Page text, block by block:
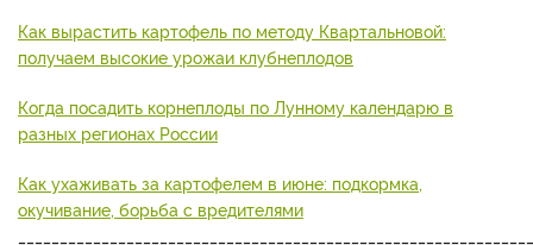
Как вырастить картофель по методу Квартальновой:
получаем высокие урожаи клубнеплодов
Когда посадить корнеплоды по Лунному календарю в
разных регионах России
Как ухаживать за картофелем в июне: подкормка,
окучивание, борьба с вредителями